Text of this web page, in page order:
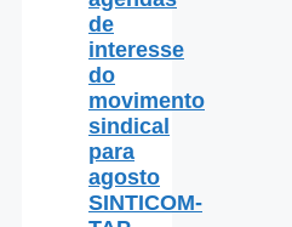
de
interesse
do
movimento
sindical
para
agosto
SINTICOM-